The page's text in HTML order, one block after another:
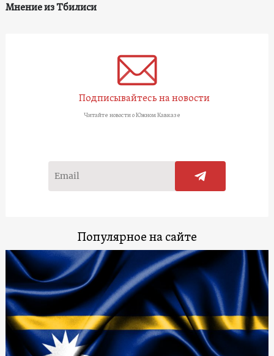
Мнение из Тбилиси
Подписывайтесь на новости
Читайте новости о Южном Кавказе
Популярное на сайте